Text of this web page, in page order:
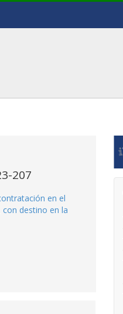
207
en el
destino en la